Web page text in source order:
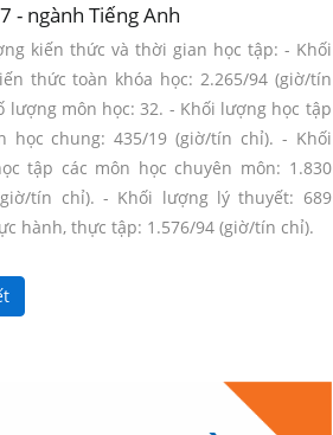
- ngành Tiếng Anh
kiến thức và thời gian học tập: - Khối
thức toàn khóa học: 2.265/94 (giờ/tín
lượng môn học: 32. - Khối lượng học tập
học chung: 435/19 (giờ/tín chỉ). - Khối
tập các môn học chuyên môn: 1.830
tín chỉ). - Khối lượng lý thuyết: 689
hành, thực tập: 1.576/94 (giờ/tín chỉ).